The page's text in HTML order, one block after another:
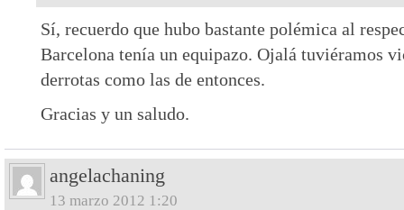
Sí, recuerdo que hubo bastante polémica al
Barcelona tenía un equipazo. Ojalá tuviéramos
derrotas como las de entonces.
Gracias y un saludo.
angelachaning
13 marzo 2012 1:20